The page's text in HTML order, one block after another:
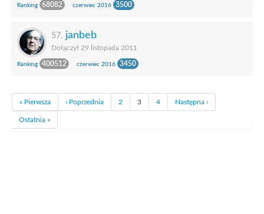
Ranking 68082 czerwiec 2016 3500
57. janbeb
Dołączył 29 listopada 2011
Ranking 400512 czerwiec 2016 3450
« Pierwsza ‹ Poprzednia 2 3 4 Następna ›
Ostatnia »